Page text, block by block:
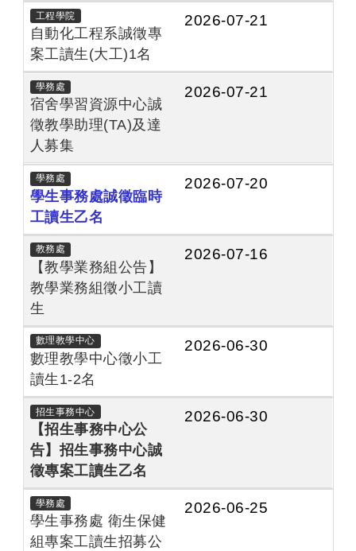
工程學院
自動化工程系誠徵專
案工讀生(大工)1名
2026-07-21
學務處
宿舍學習資源中心誠
徵教學助理(TA)及達
人募集
2026-07-21
學務處
學生事務處誠徵臨時
工讀生乙名
2026-07-20
教務處
【教學業務組公告】
教學業務組徵小工讀
生
2026-07-16
數理教學中心
數理教學中心徵小工
讀生1-2名
2026-06-30
招生事務中心
【招生事務中心公
告】招生事務中心誠
徵專案工讀生乙名
2026-06-30
學務處
學生事務處 衛生保健
組專案工讀生招募公
2026-06-25